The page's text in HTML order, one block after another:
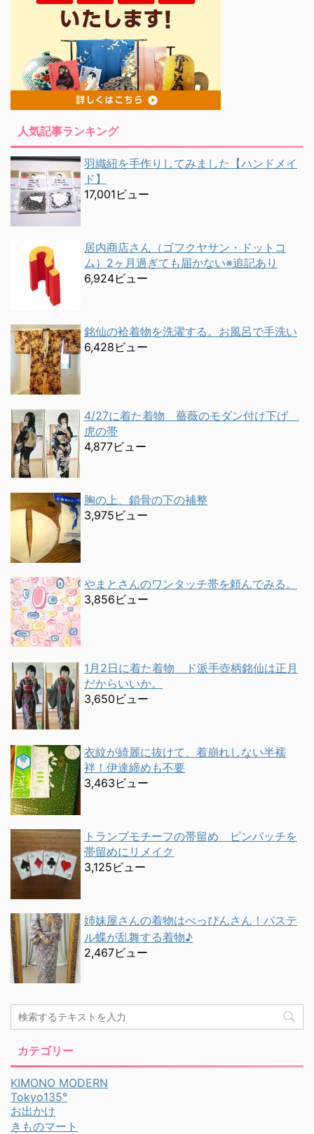
人気記事ランキング
羽織紐を手作りしてみました【ハンドメイ
ド】
17,001ビュー
居内商店さん（ゴフクヤサン・ドットコ
ム）2ヶ月過ぎても届かない※追記あり
6,924ビュー
銘仙の袷着物を洗濯する。お風呂で手洗い
6,428ビュー
4/27に着た着物 薔薇のモダン付け下げ
虎の帯
4,877ビュー
胸の上、鎖骨の下の補整
3,975ビュー
やまとさんのワンタッチ帯を頼んでみる。
3,856ビュー
1月2日に着た着物 ド派手壺柄銘仙は正月
だからいいか。
3,650ビュー
衣紋が綺麗に抜けて、着崩れしない半襦
袢！伊達締めも不要
3,463ビュー
トランプモチーフの帯留め ピンバッチを
帯留めにリメイク
3,125ビュー
姉妹屋さんの着物はべっぴんさん！パステ
ル蝶が乱舞する着物♪
2,467ビュー
カテゴリー
KIMONO MODERN
Tokyo135°
お出かけ
きものマート